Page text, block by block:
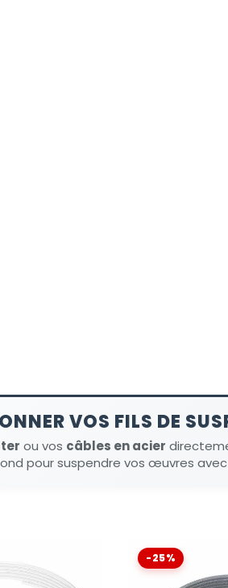
VOS FILS DE
ou vos câbles en acier
pour suspendre vos œuvres
-25%